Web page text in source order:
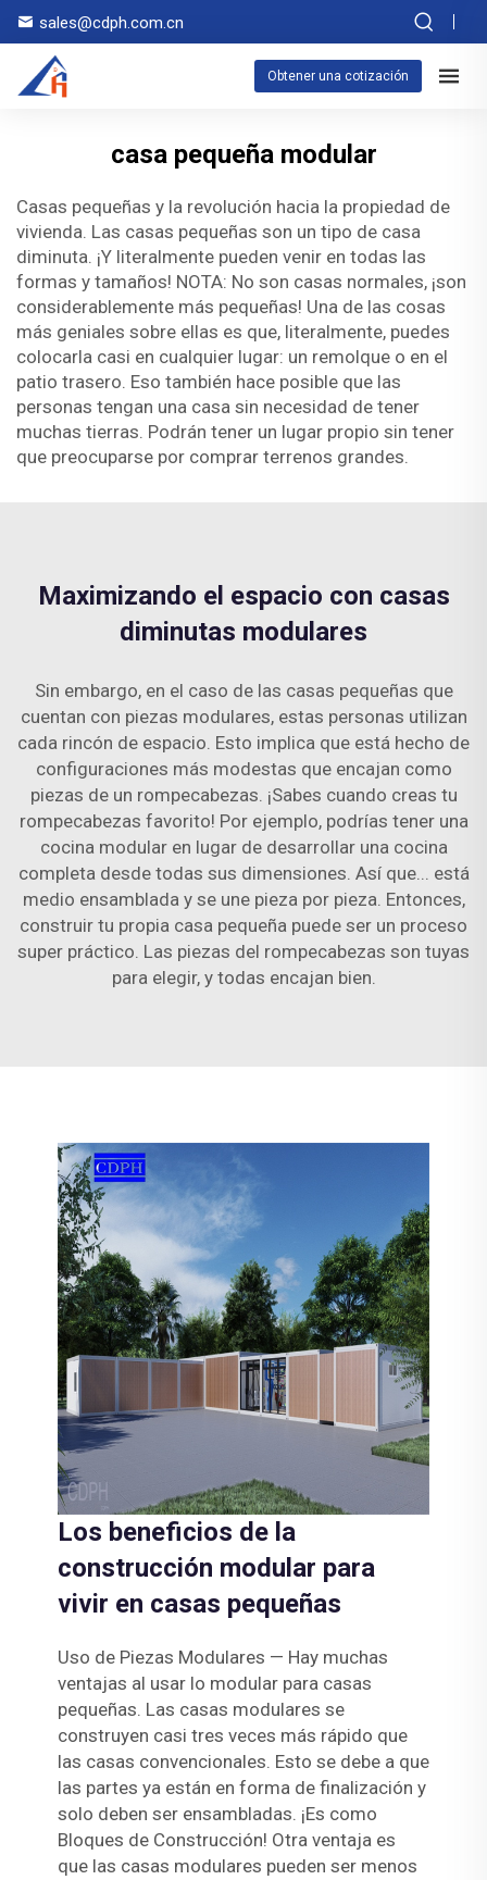
sales@cdph.com.cn
Obtener una cotización
casa pequeña modular
Casas pequeñas y la revolución hacia la propiedad de
vivienda. Las casas pequeñas son un tipo de casa
diminuta. ¡Y literalmente pueden venir en todas las
formas y tamaños! NOTA: No son casas normales, ¡son
considerablemente más pequeñas! Una de las cosas
más geniales sobre ellas es que, literalmente, puedes
colocarla casi en cualquier lugar: un remolque o en el
patio trasero. Eso también hace posible que las
personas tengan una casa sin necesidad de tener
muchas tierras. Podrán tener un lugar propio sin tener
que preocuparse por comprar terrenos grandes.
Maximizando el espacio con casas
diminutas modulares
Sin embargo, en el caso de las casas pequeñas que
cuentan con piezas modulares, estas personas utilizan
cada rincón de espacio. Esto implica que está hecho de
configuraciones más modestas que encajan como
piezas de un rompecabezas. ¡Sabes cuando creas tu
rompecabezas favorito! Por ejemplo, podrías tener una
cocina modular en lugar de desarrollar una cocina
completa desde todas sus dimensiones. Así que... está
medio ensamblada y se une pieza por pieza. Entonces,
construir tu propia casa pequeña puede ser un proceso
super práctico. Las piezas del rompecabezas son tuyas
para elegir, y todas encajan bien.
Los beneficios de la
construcción modular para
vivir en casas pequeñas
Uso de Piezas Modulares — Hay muchas
ventajas al usar lo modular para casas
pequeñas. Las casas modulares se
construyen casi tres veces más rápido que
las casas convencionales. Esto se debe a que
las partes ya están en forma de finalización y
solo deben ser ensambladas. ¡Es como
Bloques de Construcción! Otra ventaja es
que las casas modulares pueden ser menos